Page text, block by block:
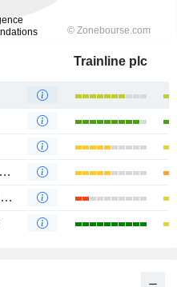
Trainline plc